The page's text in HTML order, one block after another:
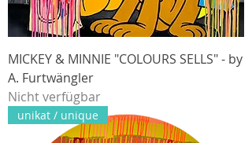
MICKEY & MINNIE "COLOURS SELLS" - by
A. Furtwängler
Nicht verfügbar
unikat / unique